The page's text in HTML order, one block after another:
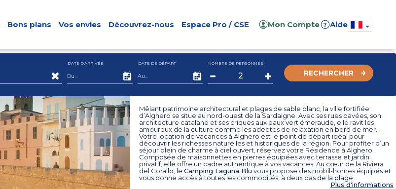
Bons plans Vos envies Découvrez-nous Espace Pro / CSE Mon Compte ? Aide
DATE D'ARRIVÉE DATE DE DÉPART NOMBRE DE PERSONNES
RECHERCHER
Mêlant patrimoine architectural et plages de sable blanc, la ville fortifiée
d’Alghero se situe au nord-ouest de la Sardaigne. Avec ses rues pavées, son
architecture catalane et ses criques aux eaux vert émeraude, elle ravit les
amoureux de la culture comme les adeptes de relaxation en bord de mer.
Votre location de vacances à Alghero est le point de départ idéal pour
découvrir les richesses naturelles et historiques de la région. Pour profiter d’un
séjour plein de charme à ciel ouvert, réservez votre Résidence à Alghero.
Composée de maisonnettes en pierres équipées avec terrasse et jardin
privatif, elle offre un cadre authentique à vos vacances. Au cœur de la Riviera
del Corallo, le Camping Laguna Blu vous propose des mobil-homes équipés et
vous donne accès à toutes les commodités, à deux pas de la plage.
Plus d'informations